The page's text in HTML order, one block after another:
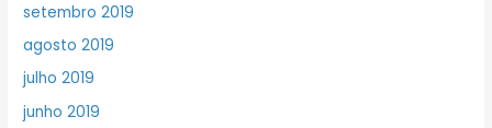
setembro 2019
agosto 2019
julho 2019
junho 2019